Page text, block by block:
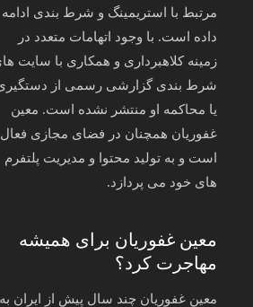
مرتبط با استریمینگ و شرط‌ بندی ادامه
داده است. با وجود اتهامات متعدد در
زمینه کلاهبرداری و همکاری با سایت‌ های
شرط‌ بندی گزارشی رسمی از دستگیری
یا محاکمه او منتشر نشده است. معین
غفوریان همچنان در فضای مجازی فعال
است و به تولید محتوا و مدیریت پلتفرم‌
های خود می‌ پردازد.
معین غفوریان برای همیشه
مهاجرت کرد؟
معین غفوریان چند سال پیش از ایران به